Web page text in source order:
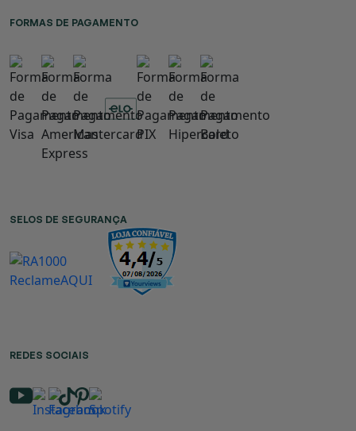
FORMAS DE PAGAMENTO
SELOS DE SEGURANÇA
REDES SOCIAIS